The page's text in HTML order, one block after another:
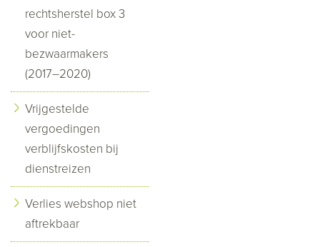
rechtsherstel box 3
voor niet-
bezwaarmakers
(2017–2020)
Vrijgestelde
vergoedingen
verblijfskosten bij
dienstreizen
Verlies webshop niet
aftrekbaar